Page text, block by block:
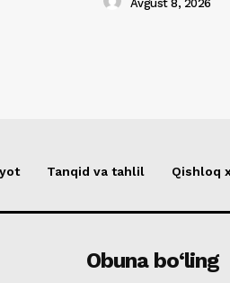
Avgust 8, 2026
Tanqid va tahlil Qishloq
Obuna bo‘ling